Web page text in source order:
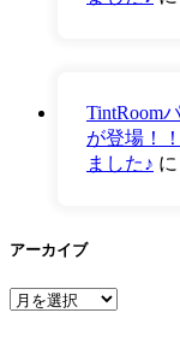
TintRoom
が登場！
ました♪ に
アーカイブ
ア